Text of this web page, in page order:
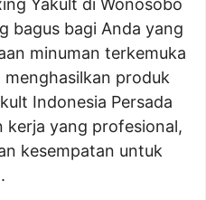
Yakult di Wonosobo
bagus bagi Anda yang
minuman terkemuka
produk
Indonesia Persada
kerja yang profesional,
kesempatan untuk